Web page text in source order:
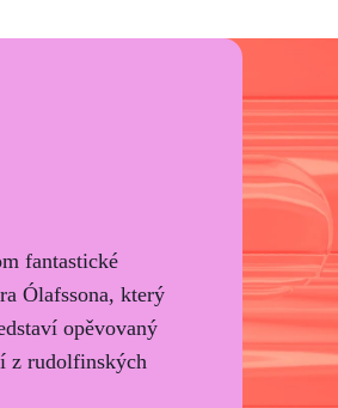
fantastické
Ólafssona, který
opěvovaný
z rudolfinských